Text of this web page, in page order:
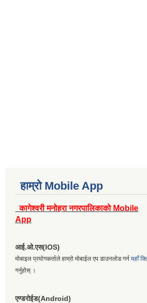
हाम्रो Mobile App
कागेश्वरी मनोहरा नगरपालिकाको Mobile
App
आई.ओ.एस(IOS)
मोबाइल प्रयोगकर्ताले हाम्रो मोबाईल एप डाउनलोड गर्न यहाँ
गर्नुहोस् ।
एण्डरोईड(Android)